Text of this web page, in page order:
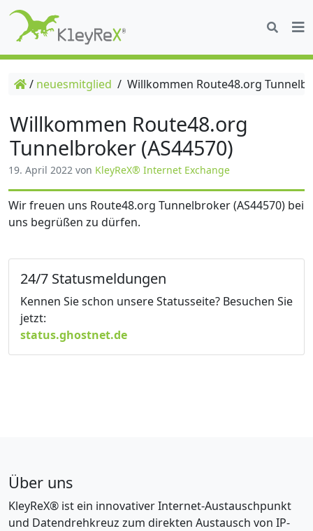
/ neuesmitglied / Willkommen Route48.org
Willkommen Route48.org
Tunnelbroker (AS44570)
19. April 2022 von KleyReX® Internet Exchange
Wir freuen uns Route48.org Tunnelbroker (AS44570) bei
uns begrüßen zu dürfen.
24/7 Statusmeldungen
Kennen Sie schon unsere Statusseite? Besuchen Sie
jetzt:
status.ghostnet.de
Über uns
KleyReX® ist ein innovativer Internet-Austauschpunkt
und Datendrehkreuz zum direkten Austausch von IP-